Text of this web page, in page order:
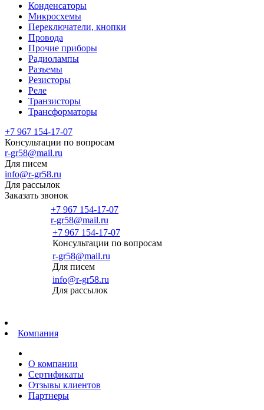
Конденсаторы
Микросхемы
Переключатели, кнопки
Провода
Прочие приборы
Радиолампы
Разъемы
Резисторы
Реле
Транзисторы
Трансформаторы
+7 967 154-17-07
Консультации по вопросам
r-gr58@mail.ru
Для писем
info@r-gr58.ru
Для рассылок
Заказать звонок
+7 967 154-17-07
r-gr58@mail.ru
+7 967 154-17-07
Консультации по вопросам
r-gr58@mail.ru
Для писем
info@r-gr58.ru
Для рассылок
Компания
О компании
Сертификаты
Отзывы клиентов
Партнеры